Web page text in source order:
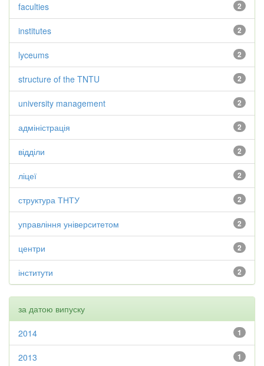
2
faculties
2
institutes
2
lyceums
2
structure of the TNTU
2
university management
2
адміністрація
2
відділи
2
ліцеї
2
структура ТНТУ
2
управління університетом
2
центри
2
інститути
за датою випуску
1
2014
1
2013